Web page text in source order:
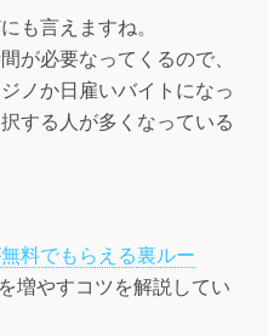
も言えますね。
が必要なってくるので、
ノか日雇いバイトになっ
する人が多くなっている
料でもらえる裏ルー
増やすコツを解説してい